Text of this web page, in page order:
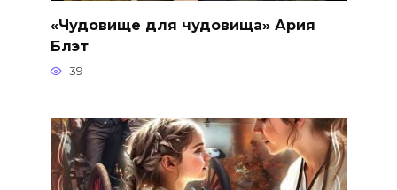
«Чудовище для чудовища» Ария
Блэт
39